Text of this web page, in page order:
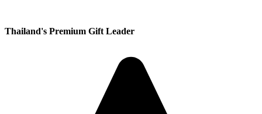
Thailand's Premium Gift Leader